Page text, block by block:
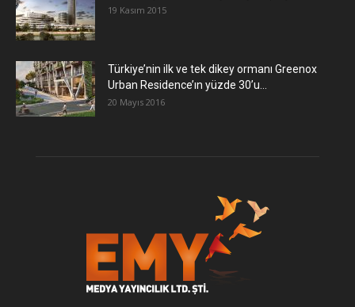
19 Kasım 2015
Türkiye’nin ilk ve tek dikey ormanı Greenox
Urban Residence’ın yüzde 30’u...
20 Mayıs 2016